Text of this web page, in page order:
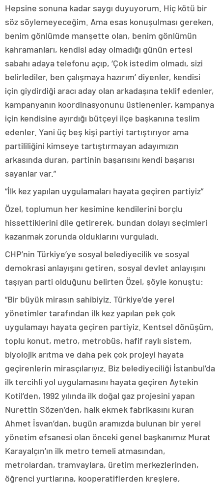
Hepsine sonuna kadar saygı duyuyorum. Hiç kötü bir
söz söylemeyeceğim. Ama esas konuşulması gereken,
benim gönlümde manşette olan, benim gönlümün
kahramanları, kendisi aday olmadığı günün ertesi
sabahı adaya telefonu açıp, ‘Çok istedim olmadı, sizi
belirlediler, ben çalışmaya hazırım’ diyenler, kendisi
için giydirdiği aracı aday olan arkadaşına teklif edenler,
kampanyanın koordinasyonunu üstlenenler, kampanya
için kendisine ayırdığı bütçeyi ilçe başkanına teslim
edenler. Yani üç beş kişi partiyi tartıştırıyor ama
partililiğini kimseye tartıştırmayan adayımızın
arkasında duran, partinin başarısını kendi başarısı
sayanlar var.”
“İlk kez yapılan uygulamaları hayata geçiren partiyiz”
Özel, toplumun her kesimine kendilerini borçlu
hissettiklerini dile getirerek, bundan dolayı seçimleri
kazanmak zorunda olduklarını vurguladı.
CHP’nin Türkiye’ye sosyal belediyecilik ve sosyal
demokrasi anlayışını getiren, sosyal devlet anlayışını
taşıyan parti olduğunu belirten Özel, şöyle konuştu:
“Bir büyük mirasın sahibiyiz. Türkiye’de yerel
yönetimler tarafından ilk kez yapılan pek çok
uygulamayı hayata geçiren partiyiz. Kentsel dönüşüm,
toplu konut, metro, metrobüs, hafif raylı sistem,
biyolojik arıtma ve daha pek çok projeyi hayata
geçirenlerin mirasçılarıyız. Biz belediyeciliği İstanbul’da
ilk tercihli yol uygulamasını hayata geçiren Aytekin
Kotil’den, 1992 yılında ilk doğal gaz projesini yapan
Nurettin Sözen’den, halk ekmek fabrikasını kuran
Ahmet İsvan’dan, bugün aramızda bulunan bir yerel
yönetim efsanesi olan önceki genel başkanımız Murat
Karayalçın’ın ilk metro temeli atmasından,
metrolardan, tramvaylara, üretim merkezlerinden,
öğrenci yurtlarına, kooperatiflerden kreşlere,